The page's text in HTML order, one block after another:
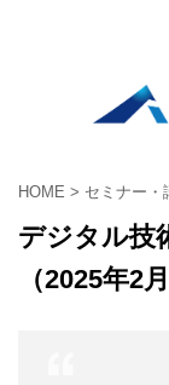
HOME > セミナー・
デジタル技
（2025年2